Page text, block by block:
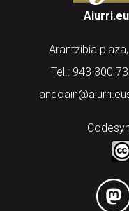
Arantzibia
Tel.: 943 300